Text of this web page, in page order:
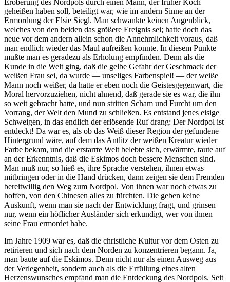
geheißen haben soll, beteiligt war, wie im andern Sinne an der
Ermordung der Elsie Siegl. Man schwankte keinen Augenblick,
welches von den beiden das größere Ereignis sei; hatte doch das
neue vor dem andern allein schon die Annehmlichkeit voraus, daß
man endlich wieder das Maul aufreißen konnte. In diesem Punkte
mußte man es geradezu als Erholung empfinden. Denn als die
Kunde in die Welt ging, daß die gelbe Gefahr der Geschmack der
weißen Frau sei, da wurde — unseliges Farbenspiel! — der weiße
Mann noch weißer, da hatte er eben noch die Geistesgegenwart, die
Moral hervorzuziehen, nicht ahnend, daß gerade sie es war, die ihn
so weit gebracht hatte, und nun stritten Scham und Furcht um den
Vorrang, der Welt den Mund zu schließen. Es entstand jenes eisige
Schweigen, in das endlich der erlösende Ruf drang: Der Nordpol ist
entdeckt! Da war es, als ob das Weiß dieser Region der gefundene
Hintergrund wäre, auf dem das Antlitz der weißen Kreatur wieder
Farbe bekam, und die erstarrte Welt belebte sich, erwärmte, taute auf
an der Erkenntnis, daß die Eskimos doch bessere Menschen sind.
Man muß nur, so hieß es, ihre Sprache verstehen, ihnen etwas
mitbringen oder in die Hand drücken, dann zeigen sie dem Fremden
bereitwillig den Weg zum Nordpol. Von ihnen war noch etwas zu
hoffen, von den Chinesen alles zu fürchten. Die geben keine
Auskunft, wenn man sie nach der Entwicklung fragt, und grinsen
nur, wenn ein höflicher Ausländer sich erkundigt, wer von ihnen
seine Frau ermordet habe.
Im Jahre 1909 war es, daß die christliche Kultur vor dem Osten zu
retirieren und sich nach dem Norden zu konzentrieren begann. Ja,
man baute auf die Eskimos. Denn nicht nur als einen Ausweg aus
der Verlegenheit, sondern auch als die Erfüllung eines alten
Herzenswunsches empfand man die Entdeckung des Nordpols. Seit